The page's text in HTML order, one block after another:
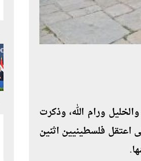
ورام الله، وذكرت
اعتقل فلسطينيين اثنين